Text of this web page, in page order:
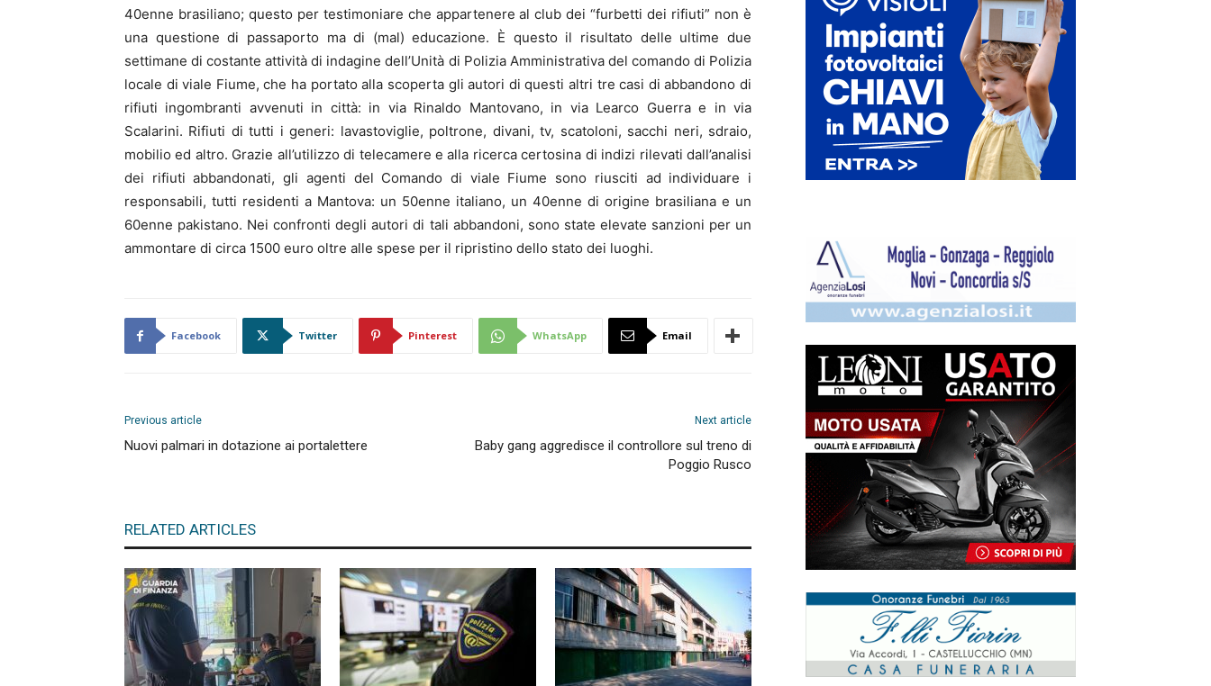
40enne brasiliano; questo per testimoniare che appartenere al club dei “furbetti dei rifiuti” non è
una questione di passaporto ma di (mal) educazione. È questo il risultato delle ultime due
settimane di costante attività di indagine dell’Unità di Polizia Amministrativa del comando di Polizia
locale di viale Fiume, che ha portato alla scoperta gli autori di questi altri tre casi di abbandono di
rifiuti ingombranti avvenuti in città: in via Rinaldo Mantovano, in via Learco Guerra e in via
Scalarini. Rifiuti di tutti i generi: lavastoviglie, poltrone, divani, tv, scatoloni, sacchi neri, sdraio,
mobilio ed altro. Grazie all’utilizzo di telecamere e alla ricerca certosina di indizi rilevati dall’analisi
dei rifiuti abbandonati, gli agenti del Comando di viale Fiume sono riusciti ad individuare i
responsabili, tutti residenti a Mantova: un 50enne italiano, un 40enne di origine brasiliana e un
60enne pakistano. Nei confronti degli autori di tali abbandoni, sono state elevate sanzioni per un
ammontare di circa 1500 euro oltre alle spese per il ripristino dello stato dei luoghi.
Facebook Twitter Pinterest WhatsApp Email
Previous article
Nuovi palmari in dotazione ai portalettere
Next article
Baby gang aggredisce il controllore sul treno di
Poggio Rusco
RELATED ARTICLES